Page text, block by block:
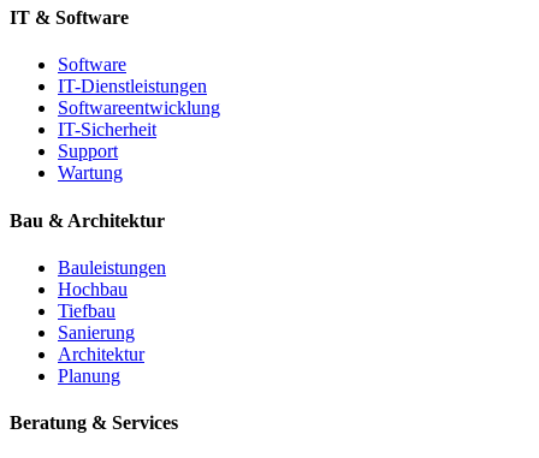
IT & Software
Software
IT-Dienstleistungen
Softwareentwicklung
IT-Sicherheit
Support
Wartung
Bau & Architektur
Bauleistungen
Hochbau
Tiefbau
Sanierung
Architektur
Planung
Beratung & Services